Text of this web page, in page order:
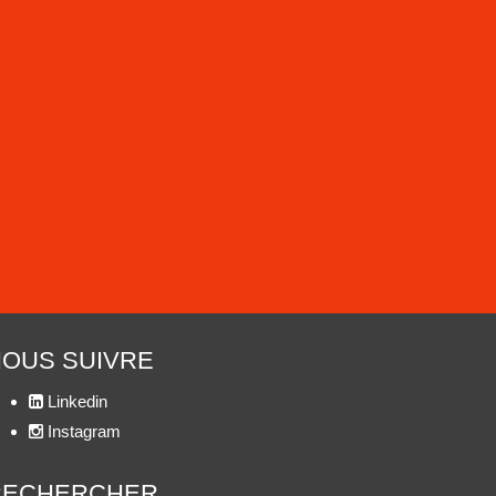
SUIVRE
Linkedin
Instagram